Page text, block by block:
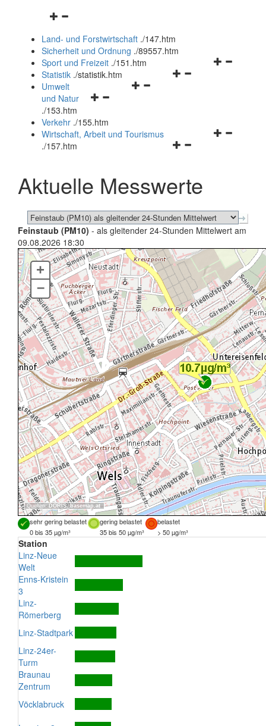
Navigationsmenü
und
schließen
Land- und Forstwirtschaft ./147.htm
Sicherheit und Ordnung ./89557.htm
Navigationsmenü
Sport und Freizeit ./151.htm
Navigationsmenü
Statistik ./statistik.htm
Navigationsmenü
und
schließen
Umwelt
und Natur
./153.htm
Verkehr ./155.htm
Navigationsmenü
schließen
Wirtschaft, Arbeit und Tourismus
./157.htm
Aktuelle Messwerte
Feinstaub (PM10) - als gleitender 24-Stunden Mittelwert am
09.08.2026 18:30
Quellen: DORIS, basemap.at
+
–
sehr gering belastet gering belastet
belastet
0 bis 35 µg/m³
35 bis 50 µg/m³ > 50 µg/m³
Station
Linz-Neue
Welt
Enns-Kristein
3
Linz-
Römerberg
Linz-Stadtpark
Linz-24er-
Turm
Braunau
Zentrum
Vöcklabruck